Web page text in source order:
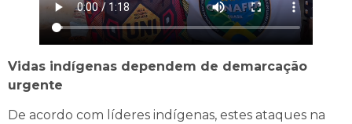
Vidas indígenas dependem de demarcação
urgente
De acordo com líderes indígenas, estes ataques na